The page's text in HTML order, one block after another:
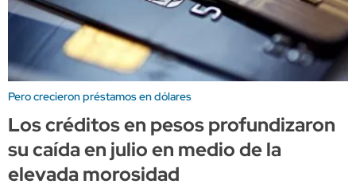
Pero crecieron préstamos en dólares
Los créditos en pesos profundizaron
su caída en julio en medio de la
elevada morosidad